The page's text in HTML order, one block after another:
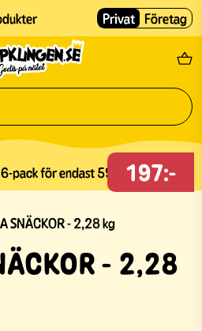
Fri
Privat Företag
pack för endast 59kr
SNÄCKOR - 2,28 kg
- 2,28
197:-